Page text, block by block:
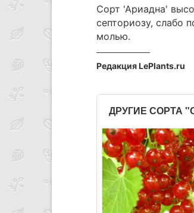
Сорт 'Ариадна'
септориозу, слабо
молью.
Редакция LePlants.ru
ДРУГИЕ СОРТА